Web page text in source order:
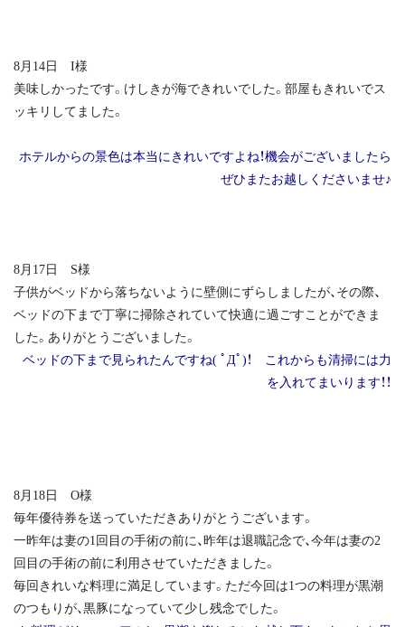
8月14日 I様
美味しかったです。けしきが海できれいでした。部屋もきれいでス
ッキリしてました。
ホテルからの景色は本当にきれいですよね！機会がございましたら
ぜひまたお越しくださいませ♪
8月17日 S様
子供がベッドから落ちないように壁側にずらしましたが、その際、
ベッドの下まで丁寧に掃除されていて快適に過ごすことができま
した。ありがとうございました。
ベッドの下まで見られたんですね( ﾟДﾟ)！ これからも清掃には力
を入れてまいります！！
8月18日 O様
毎年優待券を送っていただきありがとうございます。
一昨年は妻の1回目の手術の前に、昨年は退職記念で、今年は妻の2
回目の手術の前に利用させていただきました。
毎回きれいな料理に満足しています。ただ今回は1つの料理が黒潮
のつもりが、黒豚になっていて少し残念でした。